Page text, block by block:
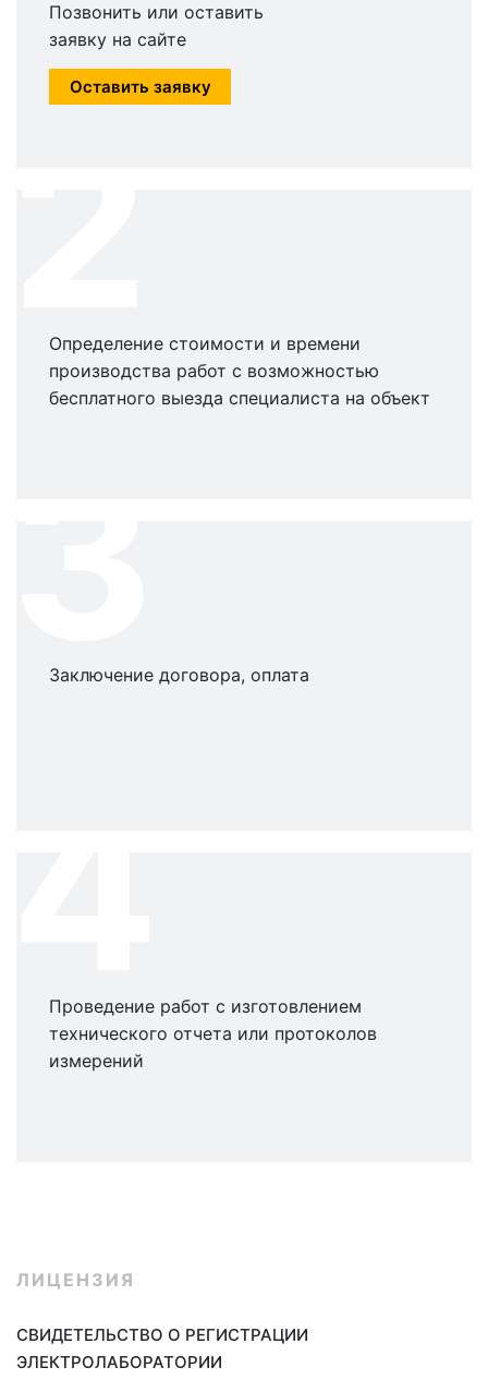
Позвонить или оставить
заявку на сайте
Оставить заявку
Определение стоимости и времени
производства работ с возможностью
бесплатного выезда специалиста на объект
Заключение договора, оплата
Проведение работ с изготовлением
технического отчета или протоколов
измерений
ЛИЦЕНЗИЯ
СВИДЕТЕЛЬСТВО О РЕГИСТРАЦИИ
ЭЛЕКТРОЛАБОРАТОРИИ